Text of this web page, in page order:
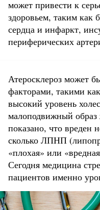
может привести к
здоровьем, таким как
сердца и инфаркт,
периферических
Атеросклероз может
факторами, такими
высокий уровень
малоподвижный
показано, что вреден
сколько ЛПНП
«плохая» или
Сегодня медицина
пациентов именно